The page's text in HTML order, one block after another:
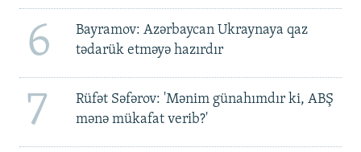
6
Bayramov: Azərbaycan Ukraynaya qaz
tədarük etməyə hazırdır
7
Rüfət Səfərov: 'Mənim günahımdır ki, ABŞ
mənə mükafat verib?'